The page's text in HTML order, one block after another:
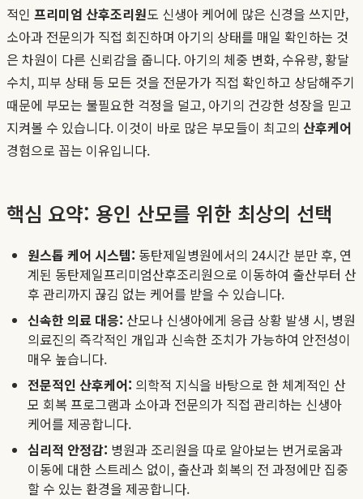
적인 프리미엄 산후조리원도 신생아 케어에 많은 신경을 쓰지만,
소아과 전문의가 직접 회진하며 아기의 상태를 매일 확인하는 것
은 차원이 다른 신뢰감을 줍니다. 아기의 체중 변화, 수유량, 황달
수치, 피부 상태 등 모든 것을 전문가가 직접 확인하고 상담해주기
때문에 부모는 불필요한 걱정을 덜고, 아기의 건강한 성장을 믿고
지켜볼 수 있습니다. 이것이 바로 많은 부모들이 최고의 산후케어
경험으로 꼽는 이유입니다.
핵심 요약: 용인 산모를 위한 최상의 선택
원스톱 케어 시스템: 동탄제일병원에서의 24시간 분만 후, 연
계된 동탄제일프리미엄산후조리원으로 이동하여 출산부터 산
후 관리까지 끊김 없는 케어를 받을 수 있습니다.
신속한 의료 대응: 산모나 신생아에게 응급 상황 발생 시, 병원
의료진의 즉각적인 개입과 신속한 조치가 가능하여 안전성이
매우 높습니다.
전문적인 산후케어: 의학적 지식을 바탕으로 한 체계적인 산
모 회복 프로그램과 소아과 전문의가 직접 관리하는 신생아
케어를 제공합니다.
심리적 안정감: 병원과 조리원을 따로 알아보는 번거로움과
이동에 대한 스트레스 없이, 출산과 회복의 전 과정에만 집중
할 수 있는 환경을 제공합니다.